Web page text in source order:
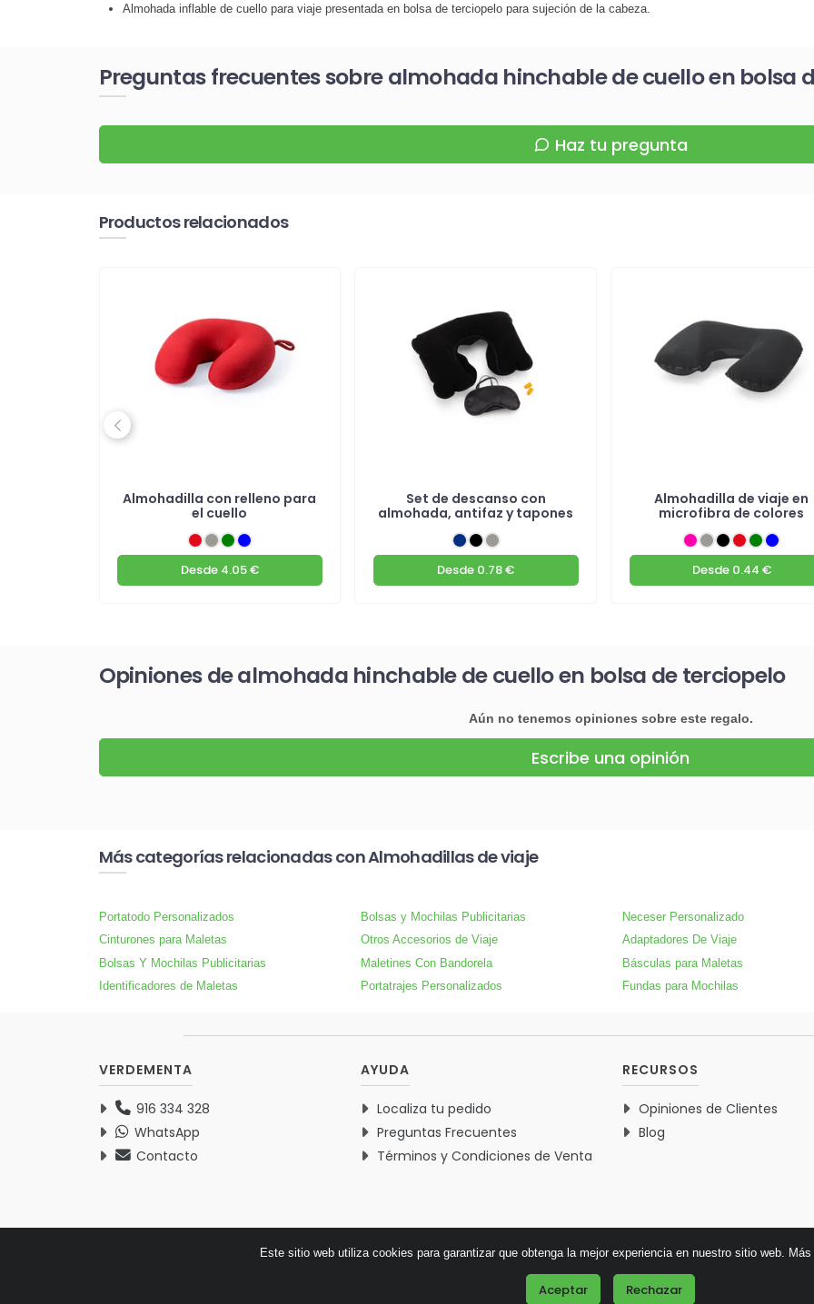
Almohada inflable de cuello para viaje presentada en bolsa de terciopelo para sujeción de la cabeza.
Preguntas frecuentes sobre almohada hinchable de cuello en bolsa
Haz tu pregunta
Productos relacionados
Almohadilla con relleno para
el cuello
Desde4.05 €
Set de descanso con
almohada, antifaz y tapones
Desde 0.78 €
Almohadilla de viaje en
microfibra de colores
Desde0.44 €
Previous
Opiniones de almohada hinchable de cuello en bolsa de terciopelo
Aún no tenemos opiniones sobre este regalo.
Escribe una opinión
Más categorías relacionadas con Almohadillas de viaje
Portatodo Personalizados Bolsas y Mochilas Publicitarias
Neceser Personalizado
Cinturones para Maletas
Otros Accesorios de Viaje
Adaptadores De Viaje
Bolsas Y Mochilas Publicitarias
Maletines Con Bandorela
Básculas para Maletas
Identificadores de Maletas
Portatrajes Personalizados Fundas para Mochilas
VERDEMENTA
916 334 328
WhatsApp
Contacto
AYUDA
Localiza tu pedido
Preguntas Frecuentes
Términos y Condiciones de Venta
RECURSOS
Opiniones de Clientes
Blog
© 2026 Verdementa.es - Todos los derechos reservados.
Este sitio web utiliza cookies para garantizar que obtenga la mejor experiencia en nuestro sitio web.
Aceptar Rechazar